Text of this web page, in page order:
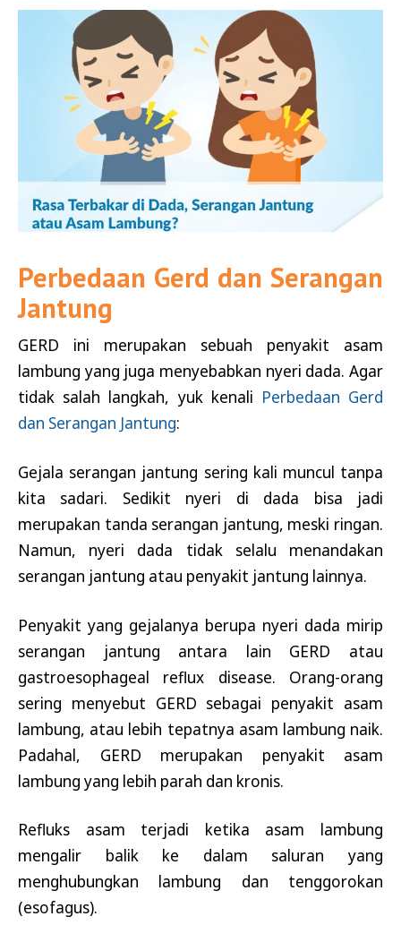
Perbedaan Gerd dan Serangan
Jantung
GERD ini merupakan sebuah penyakit asam
lambung yang juga menyebabkan nyeri dada. Agar
tidak salah langkah, yuk kenali Perbedaan Gerd
dan Serangan Jantung:
Gejala serangan jantung sering kali muncul tanpa
kita sadari. Sedikit nyeri di dada bisa jadi
merupakan tanda serangan jantung, meski ringan.
Namun, nyeri dada tidak selalu menandakan
serangan jantung atau penyakit jantung lainnya.
Penyakit yang gejalanya berupa nyeri dada mirip
serangan jantung antara lain GERD atau
gastroesophageal reflux disease. Orang-orang
sering menyebut GERD sebagai penyakit asam
lambung, atau lebih tepatnya asam lambung naik.
Padahal, GERD merupakan penyakit asam
lambung yang lebih parah dan kronis.
Refluks asam terjadi ketika asam lambung
mengalir balik ke dalam saluran yang
menghubungkan lambung dan tenggorokan
(esofagus).